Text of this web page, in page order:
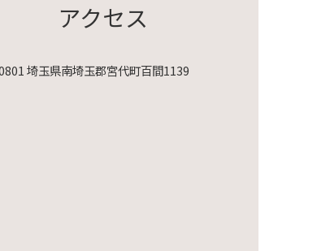
アクセス
埼玉県南埼玉郡宮代町百間1139